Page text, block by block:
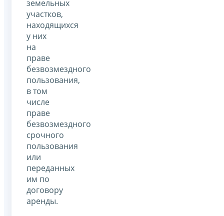
земельных
участков,
находящихся
у них
на
праве
безвозмездного
пользования,
в том
числе
праве
безвозмездного
срочного
пользования
или
переданных
им по
договору
аренды.